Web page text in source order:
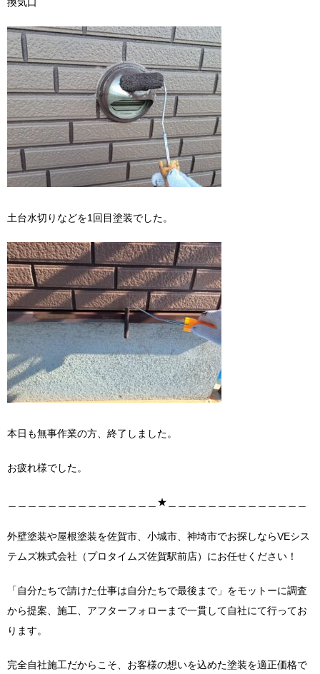
土台水切りなどを1回目塗装でした。
本日も無事作業の方、終了しました。
お疲れ様でした。
＿＿＿＿＿＿＿＿＿＿＿＿＿＿＿★＿＿＿＿＿＿＿＿＿＿＿＿＿＿
外壁塗装や屋根塗装を佐賀市、小城市、神埼市でお探しならVEシス
テムズ株式会社（プロタイムズ佐賀駅前店）にお任せください！
「自分たちで請けた仕事は自分たちで最後まで」をモットーに調査
から提案、施工、アフターフォローまで一貫して自社にて行ってお
ります。
完全自社施工だからこそ、お客様の想いを込めた塗装を適正価格で